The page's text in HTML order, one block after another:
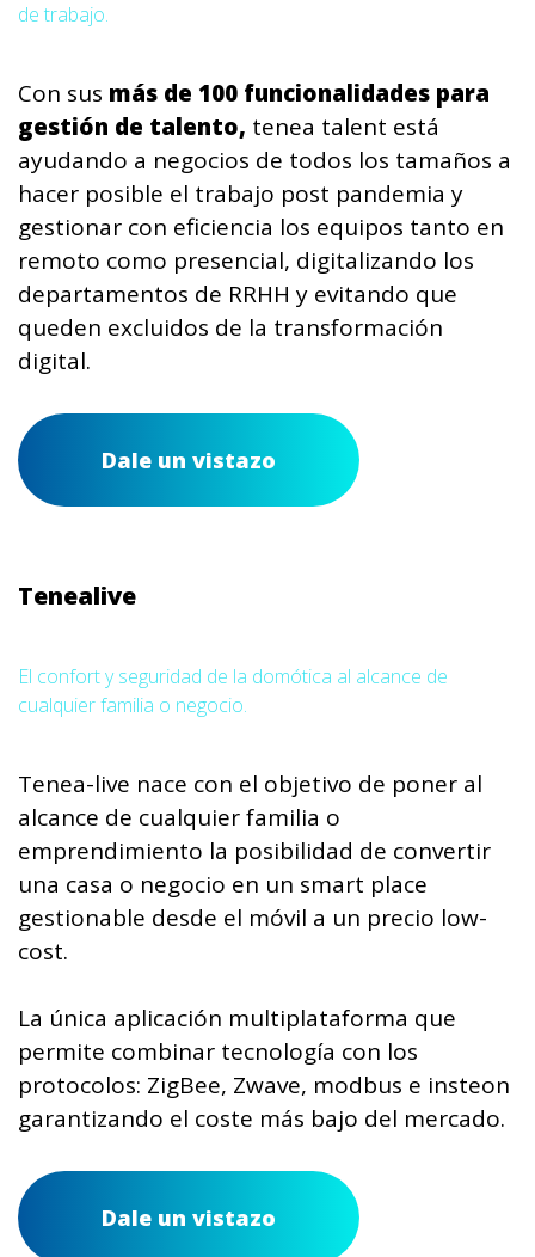
de trabajo.
Con sus más de 100 funcionalidades para
gestión de talento, tenea talent está
ayudando a negocios de todos los tamaños a
hacer posible el trabajo post pandemia y
gestionar con eficiencia los equipos tanto en
remoto como presencial, digitalizando los
departamentos de RRHH y evitando que
queden excluidos de la transformación
digital.
Dale un vistazo
Tenealive
El confort y seguridad de la domótica al alcance de
cualquier familia o negocio.
Tenea-live nace con el objetivo de poner al
alcance de cualquier familia o
emprendimiento la posibilidad de convertir
una casa o negocio en un smart place
gestionable desde el móvil a un precio low-
cost.
La única aplicación multiplataforma que
permite combinar tecnología con los
protocolos: ZigBee, Zwave, modbus e insteon
garantizando el coste más bajo del mercado.
Dale un vistazo